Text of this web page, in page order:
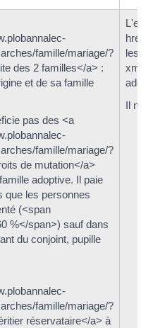
famille/mariage/?
des 2 familles</a> :
et de sa famille
pas des <a
famille/mariage/?
de mutation</a>
adoptive. Il paie
que les personnes
(<span
%</span>) sauf dans
du conjoint, pupille
famille/mariage/?
réservataire</a> à
Il